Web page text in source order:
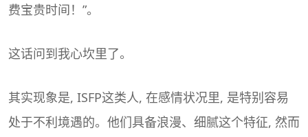
费宝贵时间！”。
这话问到我心坎里了。
其实现象是, ISFP这类人, 在感情状况里, 是特别容易
处于不利境遇的。他们具备浪漫、细腻这个特征, 然而